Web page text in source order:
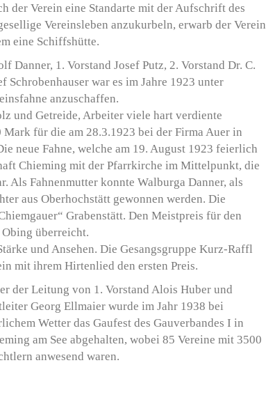
der Verein eine Standarte mit der Aufschrift des
Vereinsleben anzukurbeln, erwarb der Verein
eine Schiffshütte.
Danner, 1. Vorstand Josef Putz, 2. Vorstand Dr. C.
Schrobenhauser war es im Jahre 1923 unter
anzuschaffen.
und Getreide, Arbeiter viele hart verdiente
für die am 28.3.1923 bei der Firma Auer in
neue Fahne, welche am 19. August 1923 feierlich
Chieming mit der Pfarrkirche im Mittelpunkt, die
Als Fahnenmutter konnte Walburga Danner, als
aus Oberhochstätt gewonnen werden. Die
Grabenstätt. Den Meistpreis für den
überreicht.
und Ansehen. Die Gesangsgruppe Kurz-Raffl
mit ihrem Hirtenlied den ersten Preis.
der Leitung von 1. Vorstand Alois Huber und
Georg Ellmaier wurde im Jahr 1938 bei
Wetter das Gaufest des Gauverbandes I in
am See abgehalten, wobei 85 Vereine mit 3500
anwesend waren.